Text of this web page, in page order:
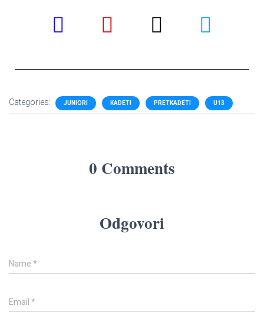
Categories: JUNIORI KADETI PRETKADETI U13
0 Comments
Odgovori
Name *
Email *